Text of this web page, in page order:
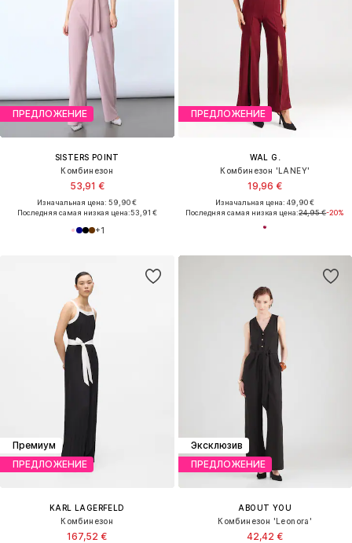
ПРЕДЛОЖЕНИЕ
SISTERS POINT
Комбинезон
53,91 €
Изначальная цена: 59,90 €
Последняя самая низкая цена:53,91 €
+1
ПРЕДЛОЖЕНИЕ
WAL G.
Комбинезон 'LANEY'
19,96 €
Изначальная цена: 49,90 €
Последняя самая низкая цена:24,95 €-20%
Премиум
ПРЕДЛОЖЕНИЕ
KARL LAGERFELD
Комбинезон
167,52 €
Эксклюзив
ПРЕДЛОЖЕНИЕ
ABOUT YOU
Комбинезон 'Leonora'
42,42 €